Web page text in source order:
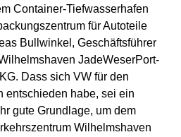
Container-Tiefwasserhafen
für Autoteile
Bullwinkel, Geschäftsführer
JadeWeserPort-
Dass sich VW für den
entschieden habe, sei ein
gute Grundlage, um dem
Wilhelmshaven